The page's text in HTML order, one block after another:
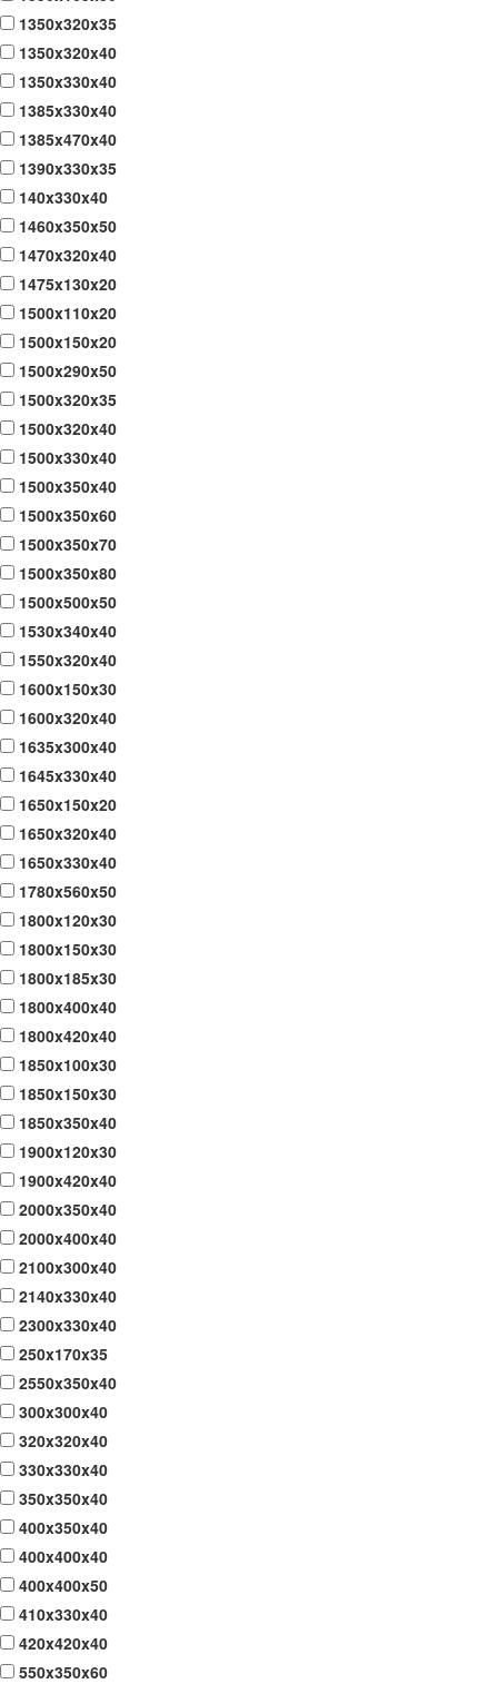
1350x320x35
1350x320x40
1350x330x40
1385x330x40
1385x470x40
1390x330x35
140x330x40
1460x350x50
1470x320x40
1475x130x20
1500x110x20
1500x150x20
1500x290x50
1500x320x35
1500x320x40
1500x330x40
1500x350x40
1500x350x60
1500x350x70
1500x350x80
1500x500x50
1530x340x40
1550x320x40
1600x150x30
1600x320x40
1635x300x40
1645x330x40
1650x150x20
1650x320x40
1650x330x40
1780x560x50
1800x120x30
1800x150x30
1800x185x30
1800x400x40
1800x420x40
1850x100x30
1850x150x30
1850x350x40
1900x120x30
1900x420x40
2000x350x40
2000x400x40
2100x300x40
2140x330x40
2300x330x40
250x170x35
2550x350x40
300x300x40
320x320x40
330x330x40
350x350x40
400x350x40
400x400x40
400x400x50
410x330x40
420x420x40
550x350x60